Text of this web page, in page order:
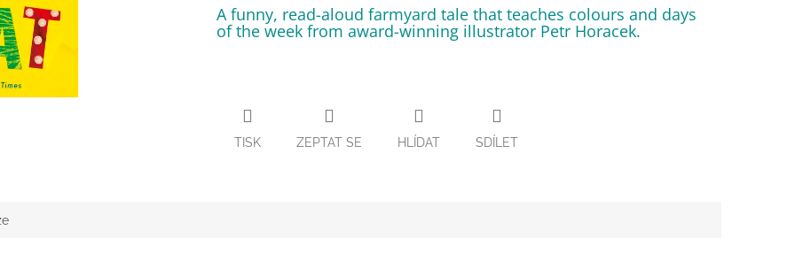
A funny, read-aloud farmyard tale that teaches colours and days
of the week from award-winning illustrator Petr Horacek.
TISK ZEPTAT SE HLÍDAT SDÍLET